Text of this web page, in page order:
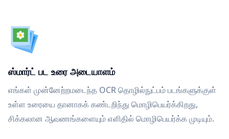
ஸ்மார்ட் பட உரை அடையாளம்
எங்கள் முன்னேற்றமடைந்த OCR தொழில்நுட்பம் படங்களுக்குள்
உள்ள உரையை தானாகக் கண்டறிந்து மொழிபெயர்க்கிறது,
சிக்கலான ஆவணங்களையும் எளிதில் மொழிபெயர்க்க முடியும்.